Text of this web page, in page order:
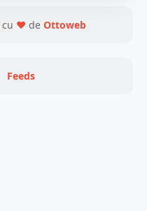
❤ de Ottoweb
Feeds